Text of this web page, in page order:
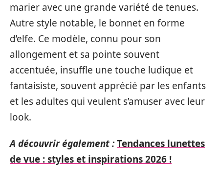
marier avec une grande variété de tenues.
Autre style notable, le bonnet en forme
d’elfe. Ce modèle, connu pour son
allongement et sa pointe souvent
accentuée, insuffle une touche ludique et
fantaisiste, souvent apprécié par les enfants
et les adultes qui veulent s’amuser avec leur
look.
A découvrir également :Tendances lunettes
de vue : styles et inspirations 2026 !